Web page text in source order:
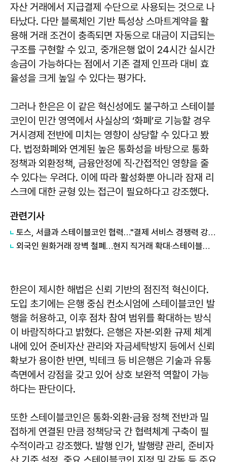
자산 거래에서 지급결제 수단으로 사용되는 것으로 나
타났다. 다만 블록체인 기반 특성상 스마트계약을 활
용해 거래 조건이 충족되면 자동으로 대금이 지급되는
구조를 구현할 수 있고, 중개은행 없이 24시간 실시간
송금이 가능하다는 점에서 기존 결제 인프라 대비 효
율성을 크게 높일 수 있다는 평가다.
그러나 한은은 이 같은 혁신성에도 불구하고 스테이블
코인이 민간 영역에서 사실상의 ‘화폐’로 기능할 경우
거시경제 전반에 미치는 영향이 상당할 수 있다고 봤
다. 법정화폐와 연계된 높은 통화성을 바탕으로 통화
정책과 외환정책, 금융안정에 직·간접적인 영향을 줄
수 있다는 우려다. 이에 따라 활성화뿐 아니라 잠재 리
스크에 대한 균형 있는 접근이 필요하다고 강조했다.
관련기사
토스, 서클과 스테이블코인 협력…"결제 서비스 경쟁력 강화"
외국인 원화거래 장벽 철폐…현지 직거래 확대·스테이블코인 제도화 시동
한은이 제시한 해법은 신뢰 기반의 점진적 혁신이다.
도입 초기에는 은행 중심 컨소시엄에 스테이블코인 발
행을 허용하고, 이후 점차 참여 범위를 확대하는 방식
이 바람직하다고 밝혔다. 은행은 자본·외환 규제 체계
내에 있어 준비자산 관리와 자금세탁방지 등에서 신뢰
확보가 용이한 반면, 빅테크 등 비은행은 기술과 유통
측면에서 강점을 갖고 있어 상호 보완적 역할이 가능
하다는 판단이다.
또한 스테이블코인은 통화·외환·금융 정책 전반과 밀
접하게 연결된 만큼 정책당국 간 협력체계 구축이 필
수적이라고 강조했다. 발행 인가, 발행량 관리, 준비자